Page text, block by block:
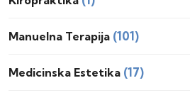
Manuelna Terapija (101)
Medicinska Estetika (17)